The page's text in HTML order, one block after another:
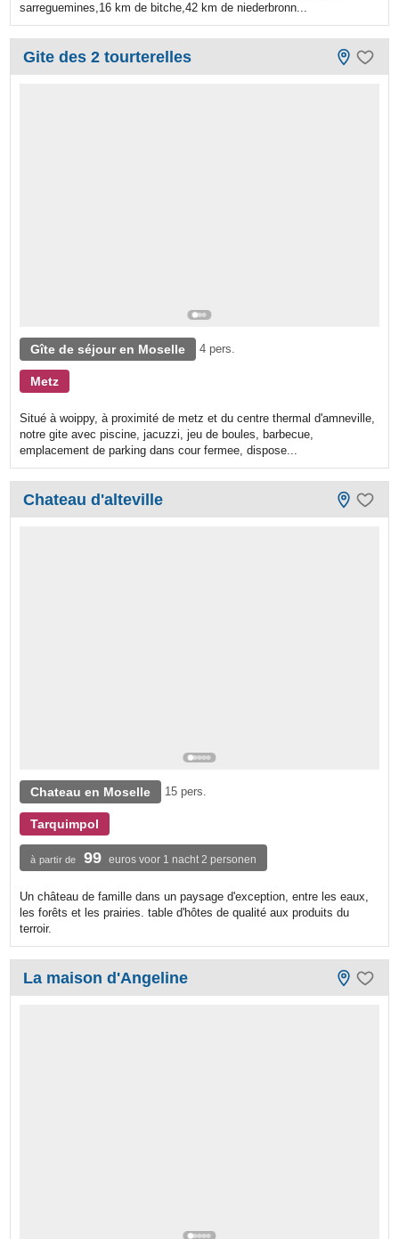
sarreguemines,16 km de bitche,42 km de niederbronn...
Gite des 2 tourterelles
Gîte de séjour en Moselle 4 pers.
Metz
Situé à woippy, à proximité de metz et du centre thermal d'amneville,
notre gite avec piscine, jacuzzi, jeu de boules, barbecue,
emplacement de parking dans cour fermee, dispose...
Chateau d'alteville
Chateau en Moselle 15 pers.
Tarquimpol
à partir de 99 euros voor 1 nacht 2 personen
Un château de famille dans un paysage d'exception, entre les eaux,
les forêts et les prairies. table d'hôtes de qualité aux produits du
terroir.
La maison d'Angeline